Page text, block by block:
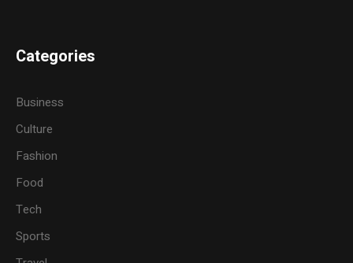
Categories
Business
Culture
Fashion
Food
Tech
Sports